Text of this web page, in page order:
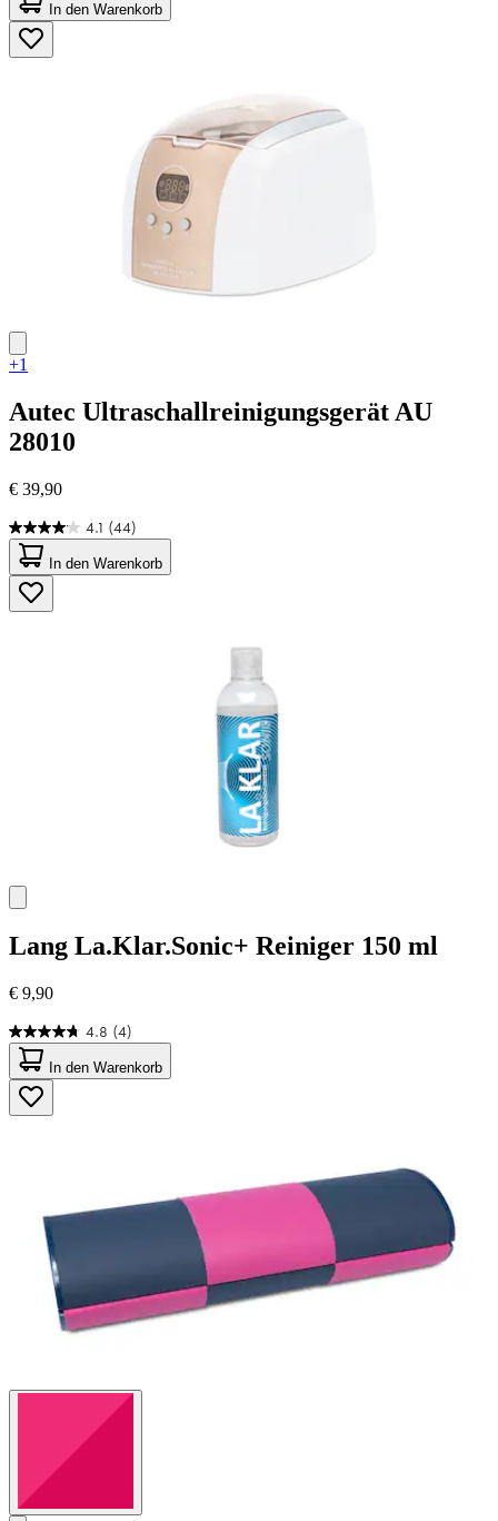
5
Sternen.
45
In den Warenkorb
+1
Autec Ultraschallreinigungsgerät AU
28010
€ 39,90
4.1 (44)
4.1
von
5
Sternen.
44
In den Warenkorb
Lang La.Klar.Sonic+ Reiniger 150 ml
€ 9,90
4.8 (4)
4.8
von
5
Sternen.
4
In den Warenkorb